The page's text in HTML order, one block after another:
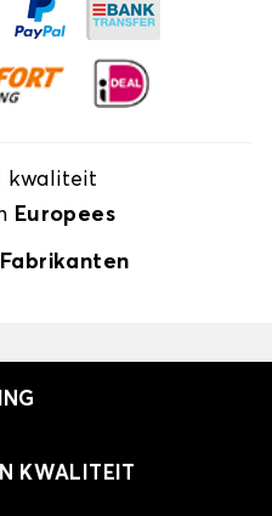
kwaliteit
Europees
Fabrikanten
KWALITEIT